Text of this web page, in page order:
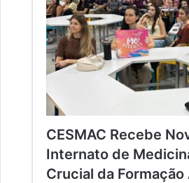
CESMAC Recebe
Internato de
Crucial da